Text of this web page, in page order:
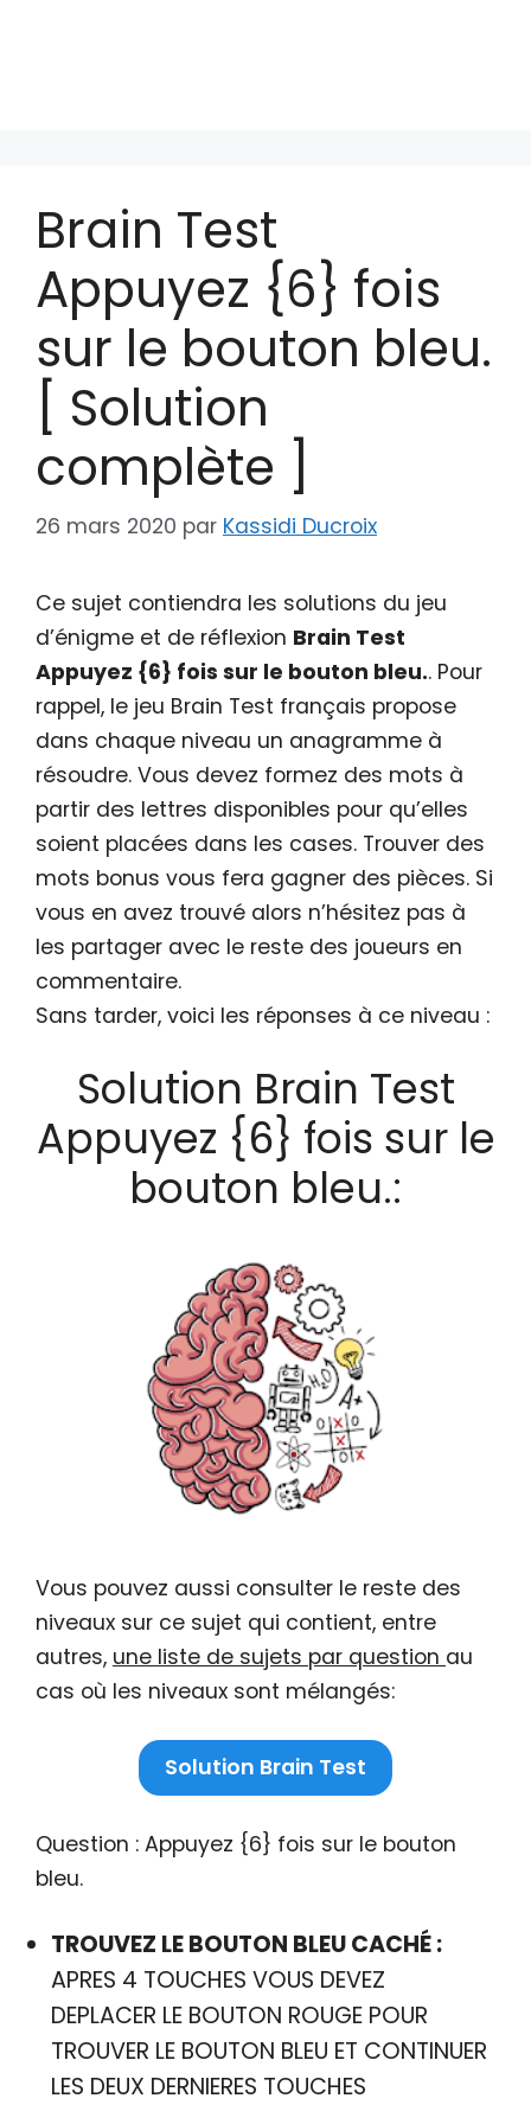
Brain Test
Appuyez {6} fois
sur le bouton bleu.
[ Solution
complète ]
26 mars 2020 par Kassidi Ducroix
Ce sujet contiendra les solutions du jeu
d’énigme et de réflexion Brain Test
Appuyez {6} fois sur le bouton bleu.. Pour
rappel, le jeu Brain Test français propose
dans chaque niveau un anagramme à
résoudre. Vous devez formez des mots à
partir des lettres disponibles pour qu’elles
soient placées dans les cases. Trouver des
mots bonus vous fera gagner des pièces. Si
vous en avez trouvé alors n’hésitez pas à
les partager avec le reste des joueurs en
commentaire.
Sans tarder, voici les réponses à ce niveau :
Solution Brain Test
Appuyez {6} fois sur le
bouton bleu.:
Vous pouvez aussi consulter le reste des
niveaux sur ce sujet qui contient, entre
autres, une liste de sujets par question au
cas où les niveaux sont mélangés:
Solution Brain Test
Question : Appuyez {6} fois sur le bouton
bleu.
TROUVEZ LE BOUTON BLEU CACHÉ :
APRES 4 TOUCHES VOUS DEVEZ
DEPLACER LE BOUTON ROUGE POUR
TROUVER LE BOUTON BLEU ET CONTINUER
LES DEUX DERNIERES TOUCHES